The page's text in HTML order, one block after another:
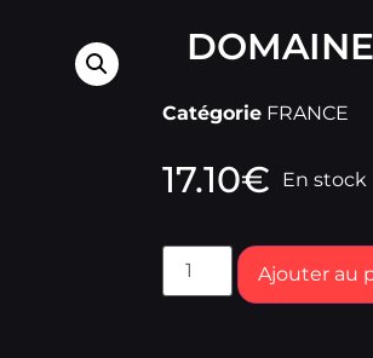
Catégorie FRANCE
17.10€ En stock
Ajouter au